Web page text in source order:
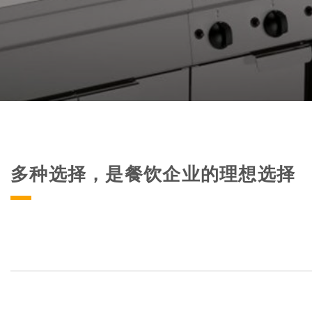
多种选择，是餐饮企业的理想选择